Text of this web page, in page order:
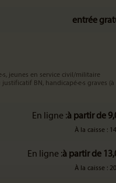
entrée
jeunes en service civil/militaire
BN, handicapé·e·s graves (à
En ligne :à partir de
À la caisse :
En ligne :à partir de
À la caisse :